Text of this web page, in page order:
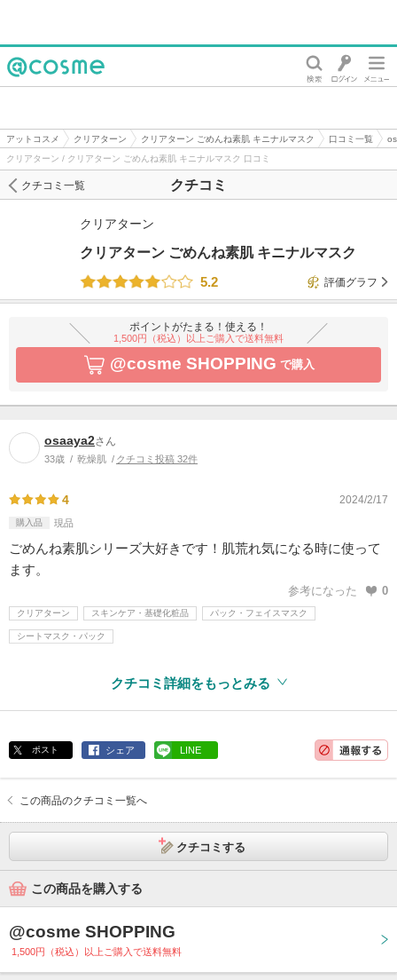
アットコスメ クリアターン クリアターン ごめんね素肌 キニナルマスク 口コミ一覧
クリアターン / クリアターン ごめんね素肌 キニナルマスク 口コミ
クチコミ
クチコミ一覧
クリアターン
クリアターン ごめんね素肌 キニナルマスク
5.2
評価グラフ
ポイントがたまる！使える！
1,500円（税込）以上ご購入で送料無料
@cosme SHOPPING で購入
osaaya2さん
33歳 乾燥肌 クチコミ投稿 32件
4 2024/2/17
購入品 現品
ごめんね素肌シリーズ大好きです！肌荒れ気になる時に使って
ます。
参考になった 0
クリアターン スキンケア・基礎化粧品 パック・フェイスマスク
シートマスク・パック
クチコミ詳細をもっとみる
ポスト シェア LINE
この商品のクチコミ一覧へ
クチコミする
この商品を購入する
@cosme SHOPPING
1,500円（税込）以上ご購入で送料無料